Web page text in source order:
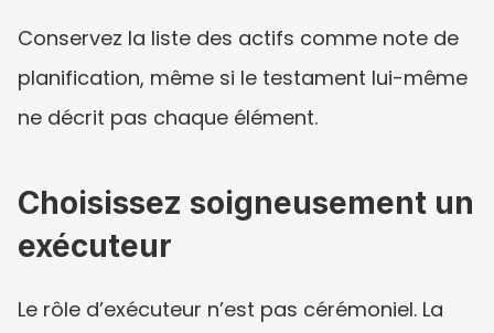
Conservez la liste des actifs comme note de
planification, même si le testament lui-même
ne décrit pas chaque élément.
Choisissez soigneusement un
exécuteur
Le rôle d’exécuteur n’est pas cérémoniel. La